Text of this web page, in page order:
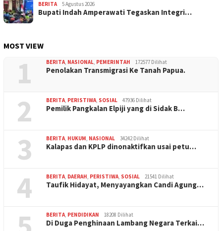
BERITA 5 Agustus 2026
Bupati Indah Amperawati Tegaskan Integri…
MOST VIEW
1 BERITA, NASIONAL, PEMERINTAH 172577 Dilihat
Penolakan Transmigrasi Ke Tanah Papua.
2 BERITA, PERISTIWA, SOSIAL 47936 Dilihat
Pemilik Pangkalan Elpiji yang di Sidak B…
3 BERITA, HUKUM, NASIONAL 34242 Dilihat
Kalapas dan KPLP dinonaktifkan usai petu…
4 BERITA, DAERAH, PERISTIWA, SOSIAL 21541 Dilihat
Taufik Hidayat, Menyayangkan Candi Agung…
BERITA, PENDIDIKAN 18208 Dilihat
Di Duga Penghinaan Lambang Negara Terkai…